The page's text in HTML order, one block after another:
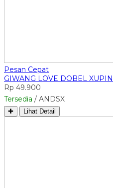
Pesan Cepat
GIWANG LOVE DOBEL
Rp 49.900
Tersedia / ANDSX
✚ Lihat Detail